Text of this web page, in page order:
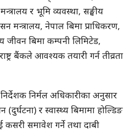
र भूमि व्यवस्था, सङ्घीय
मन्त्रालय, नेपाल बिमा प्राधिकरण,
जीवन बिमा कम्पनी लिमिटेड,
बैंकले आवश्यक तयारी गर्न तीव्रता
निर्मल अधिकारीका अनुसार
(दुर्घटना) र स्वास्थ्य बिमामा होल्डिङ
कसरी समावेश गर्ने तथा दाबी